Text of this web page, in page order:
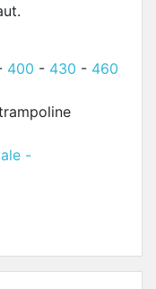
400 - 430 - 460
-